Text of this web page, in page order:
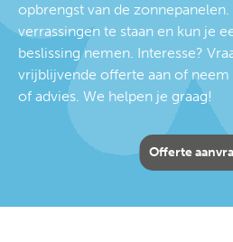
opbrengst van de
verrassingen te staan en kun je
beslissing nemen. Interesse?
vrijblijvende offerte aan of
of advies. We helpen je graag!
Offerte